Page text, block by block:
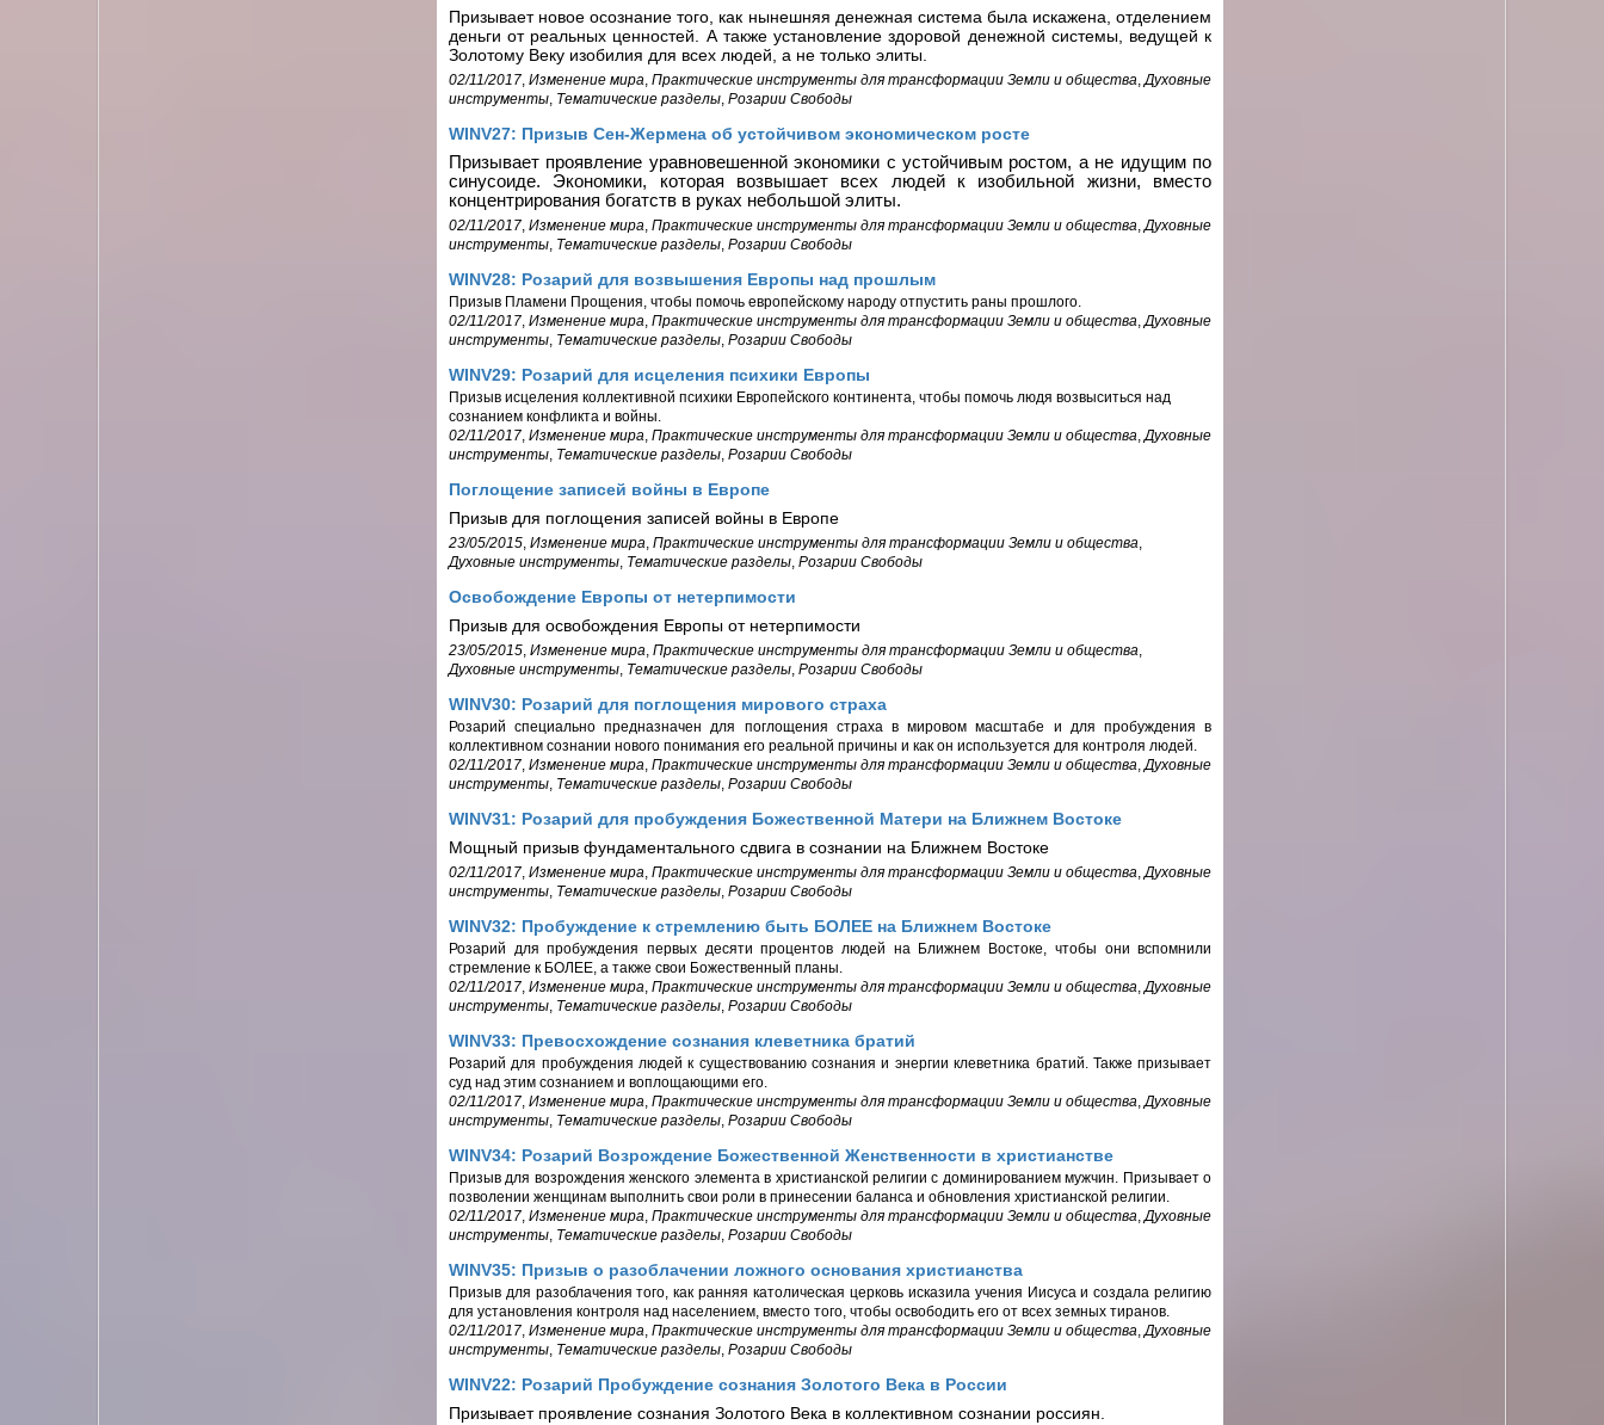
Призывает новое осознание того, как нынешняя денежная система была искажена, отделением
деньги от реальных ценностей. А также установление здоровой денежной системы, ведущей к
Золотому Веку изобилия для всех людей, а не только элиты.
02/11/2017, Изменение мира, Практические инструменты для трансформации Земли и общества,Духовные
инструменты, Тематические разделы, Розарии Свободы
WINV27: Призыв Сен-Жермена об устойчивом экономическом росте
Призывает проявление уравновешенной экономики с устойчивым ростом, а не идущим по
синусоиде. Экономики, которая возвышает всех людей к изобильной жизни, вместо
концентрирования богатств в руках небольшой элиты.
02/11/2017, Изменение мира, Практические инструменты для трансформации Земли и общества,Духовные
инструменты, Тематические разделы, Розарии Свободы
WINV28: Розарий для возвышения Европы над прошлым
Призыв Пламени Прощения, чтобы помочь европейскому народу отпустить раны прошлого.
02/11/2017, Изменение мира, Практические инструменты для трансформации Земли и общества,Духовные
инструменты, Тематические разделы, Розарии Свободы
WINV29: Розарий для исцеления психики Европы
Призыв исцеления коллективной психики Европейского континента, чтобы помочь людя возвыситься над
сознанием конфликта и войны.
02/11/2017, Изменение мира, Практические инструменты для трансформации Земли и общества,Духовные
инструменты, Тематические разделы, Розарии Свободы
Поглощение записей войны в Европе
Призыв для поглощения записей войны в Европе
23/05/2015, Изменение мира, Практические инструменты для трансформации Земли и общества,
Духовные инструменты, Тематические разделы, Розарии Свободы
Освобождение Европы от нетерпимости
Призыв для освобождения Европы от нетерпимости
23/05/2015, Изменение мира, Практические инструменты для трансформации Земли и общества,
Духовные инструменты, Тематические разделы, Розарии Свободы
WINV30: Розарий для поглощения мирового страха
Розарий специально предназначен для поглощения страха в мировом масштабе и для пробуждения в
коллективном сознании нового понимания его реальной причины и как он используется для контроля людей.
02/11/2017, Изменение мира, Практические инструменты для трансформации Земли и общества,Духовные
инструменты, Тематические разделы, Розарии Свободы
WINV31: Розарий для пробуждения Божественной Матери на Ближнем Востоке
Мощный призыв фундаментального сдвига в сознании на Ближнем Востоке
02/11/2017, Изменение мира, Практические инструменты для трансформации Земли и общества,Духовные
инструменты, Тематические разделы, Розарии Свободы
WINV32: Пробуждение к стремлению быть БОЛЕЕ на Ближнем Востоке
Розарий для пробуждения первых десяти процентов людей на Ближнем Востоке, чтобы они вспомнили
стремление к БОЛЕЕ, а также свои Божественный планы.
02/11/2017, Изменение мира, Практические инструменты для трансформации Земли и общества,Духовные
инструменты, Тематические разделы, Розарии Свободы
WINV33: Превосхождение сознания клеветника братий
Розарий для пробуждения людей к существованию сознания и энергии клеветника братий. Также призывает
суд над этим сознанием и воплощающими его.
02/11/2017, Изменение мира, Практические инструменты для трансформации Земли и общества,Духовные
инструменты, Тематические разделы, Розарии Свободы
WINV34: Розарий Возрождение Божественной Женственности в христианстве
Призыв для возрождения женского элемента в христианской религии с доминированием мужчин. Призывает о
позволении женщинам выполнить свои роли в принесении баланса и обновления христианской религии.
02/11/2017, Изменение мира, Практические инструменты для трансформации Земли и общества,Духовные
инструменты, Тематические разделы, Розарии Свободы
WINV35: Призыв о разоблачении ложного основания христианства
Призыв для разоблачения того, как ранняя католическая церковь исказила учения Иисуса и создала религию
для установления контроля над населением, вместо того, чтобы освободить его от всех земных тиранов.
02/11/2017, Изменение мира, Практические инструменты для трансформации Земли и общества,Духовные
инструменты, Тематические разделы, Розарии Свободы
WINV22: Розарий Пробуждение сознания Золотого Века в России
Призывает проявление сознания Золотого Века в коллективном сознании россиян.